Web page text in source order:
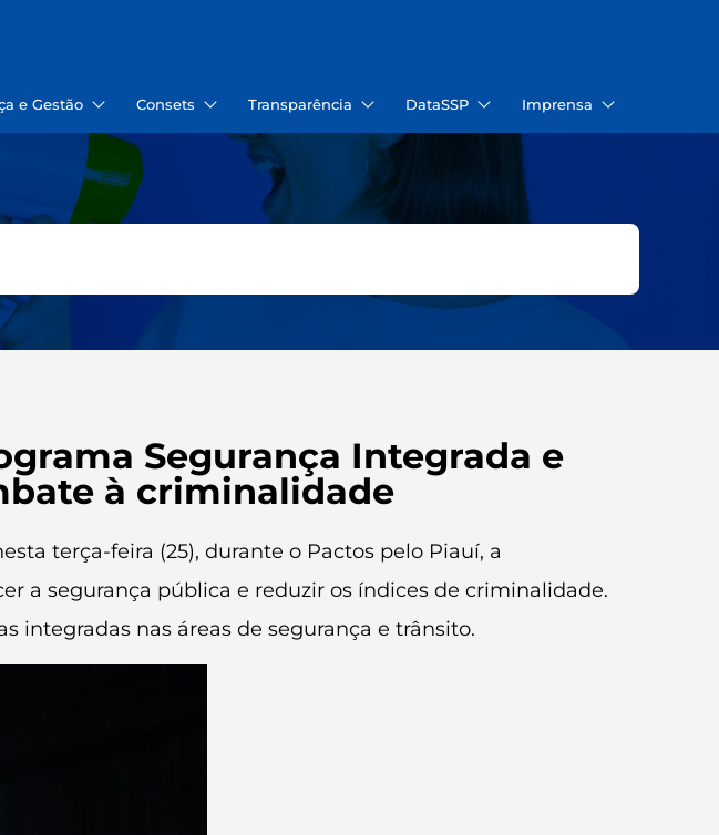
e Gestão Consets Transparência DataSSP Imprensa
Segurança Integrada e
à criminalidade
terça-feira (25), durante o Pactos pelo Piauí, a
a segurança pública e reduzir os índices de criminalidade.
integradas nas áreas de segurança e trânsito.